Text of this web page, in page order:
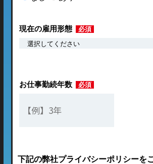
現在の雇用形態 必須
お仕事勤続年数 必須
下記の弊社プライバシーポリシーを